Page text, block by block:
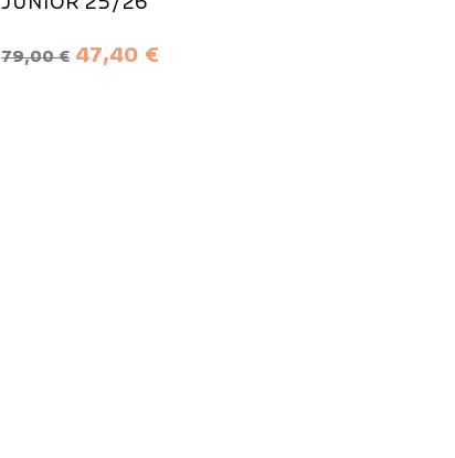
Prix de base
79,00 € Prix
47,40 €